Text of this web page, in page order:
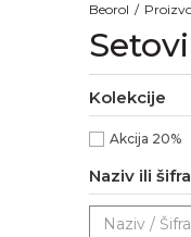
Beorol
Kolekcije
Akcija 20%
Naziv ili